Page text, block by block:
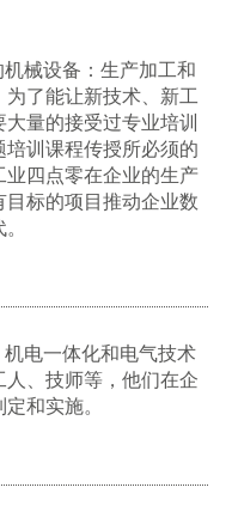
械设备：生产加工和
了能让新技术、新工
量的接受过专业培训
训课程传授所必须的
四点零在企业的生产
标的项目推动企业数
电一体化和电气技术
、技师等，他们在企
和实施。